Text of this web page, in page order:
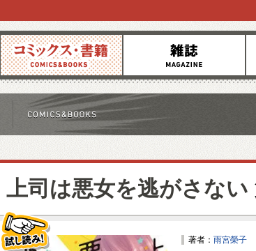
コミックス 雑誌
上司は悪女を逃がさない
著者： 雨宮榮子